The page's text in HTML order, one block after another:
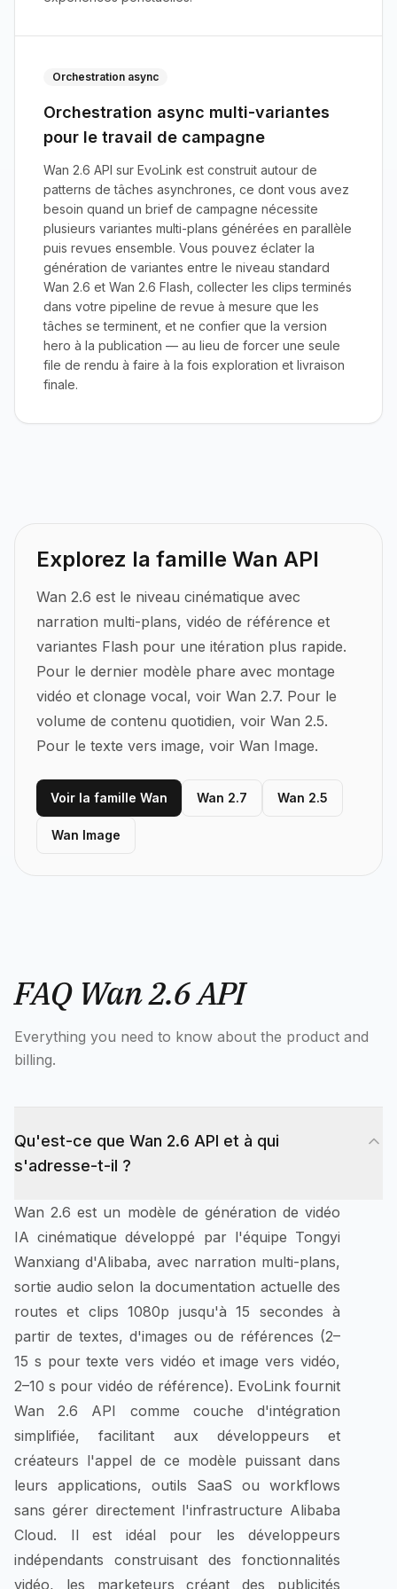
Orchestration async
Orchestration async multi-variantes
pour le travail de campagne
Wan 2.6 API sur EvoLink est construit autour de
patterns de tâches asynchrones, ce dont vous avez
besoin quand un brief de campagne nécessite
plusieurs variantes multi-plans générées en parallèle
puis revues ensemble. Vous pouvez éclater la
génération de variantes entre le niveau standard
Wan 2.6 et Wan 2.6 Flash, collecter les clips terminés
dans votre pipeline de revue à mesure que les
tâches se terminent, et ne confier que la version
hero à la publication — au lieu de forcer une seule
file de rendu à faire à la fois exploration et livraison
finale.
Explorez la famille Wan API
Wan 2.6 est le niveau cinématique avec
narration multi-plans, vidéo de référence et
variantes Flash pour une itération plus rapide.
Pour le dernier modèle phare avec montage
vidéo et clonage vocal, voir Wan 2.7. Pour le
volume de contenu quotidien, voir Wan 2.5.
Pour le texte vers image, voir Wan Image.
Voir la famille Wan Wan 2.7 Wan 2.5
Wan Image
FAQ Wan 2.6 API
Everything you need to know about the product and
billing.
Qu'est-ce que Wan 2.6 API et à qui
s'adresse-t-il ?
Wan 2.6 est un modèle de génération de vidéo
IA cinématique développé par l'équipe Tongyi
Wanxiang d'Alibaba, avec narration multi-plans,
sortie audio selon la documentation actuelle des
routes et clips 1080p jusqu'à 15 secondes à
partir de textes, d'images ou de références (2–
15 s pour texte vers vidéo et image vers vidéo,
2–10 s pour vidéo de référence). EvoLink fournit
Wan 2.6 API comme couche d'intégration
simplifiée, facilitant aux développeurs et
créateurs l'appel de ce modèle puissant dans
leurs applications, outils SaaS ou workflows
sans gérer directement l'infrastructure Alibaba
Cloud. Il est idéal pour les développeurs
indépendants construisant des fonctionnalités
vidéo, les marketeurs créant des publicités